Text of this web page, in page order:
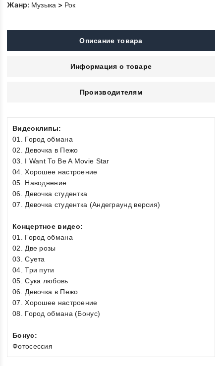
Жанр: Музыка > Рок
Описание товара
Информация о товаре
Производителям
Видеоклипы:
01. Город обмана
02. Девочка в Пежо
03. I Want To Be A Movie Star
04. Хорошее настроение
05. Наводнение
06. Девочка студентка
07. Девочка студентка (Андеграунд версия)
Концертное видео:
01. Город обмана
02. Две розы
03. Суета
04. Три пути
05. Сука любовь
06. Девочка в Пежо
07. Хорошее настроение
08. Город обмана (Бонус)
Бонус:
Фотосессия